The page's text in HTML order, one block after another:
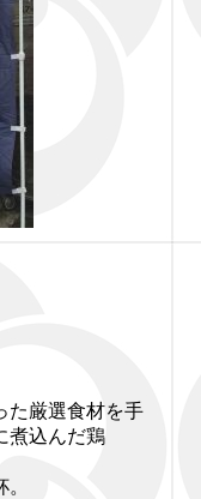
た厳選食材を手
煮込んだ鶏